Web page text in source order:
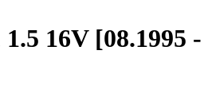
16V [08.1995 -